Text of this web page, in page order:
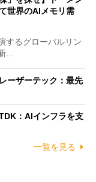
世界のAIメモリ需
するグローバルリン
…
ーザーテック：最先
：AIインフラを支
一覧を見る